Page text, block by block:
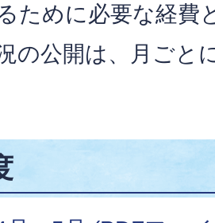
ために必要な経費
の公開は、月ごと